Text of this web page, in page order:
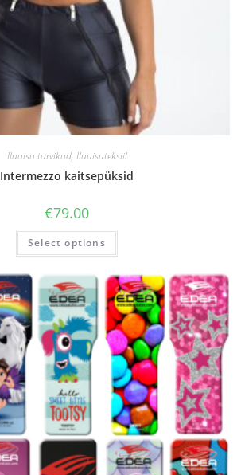
Iluuisu tarvikud, Iluuisuteksiil
Intermezzo kaitsepüksid
€79.00
Select options